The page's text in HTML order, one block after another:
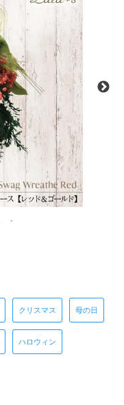
クリスマス 母の日
ハロウィン